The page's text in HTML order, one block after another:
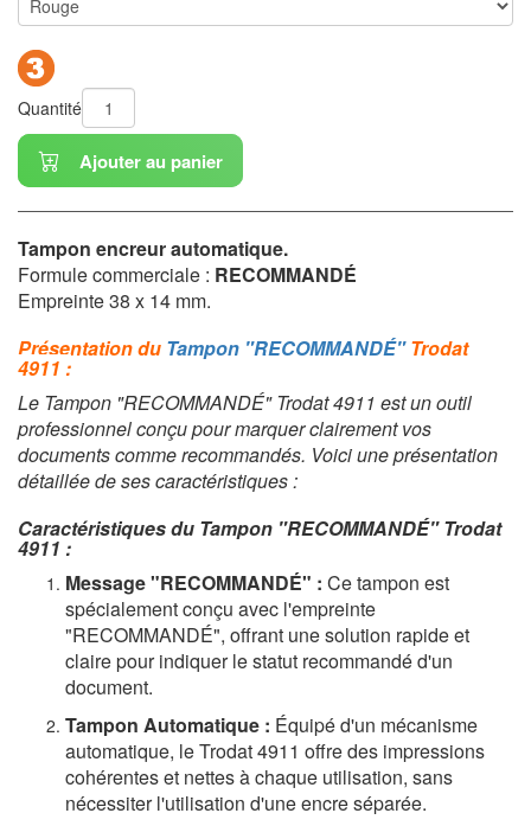
Quantité
Ajouter au panier
Tampon encreur automatique.
Formule commerciale : RECOMMANDÉ
Empreinte 38 x 14 mm.
Présentation du Tampon "RECOMMANDÉ"Trodat
4911 :
Le Tampon "RECOMMANDÉ" Trodat 4911 est un outil
professionnel conçu pour marquer clairement vos
documents comme recommandés. Voici une présentation
détaillée de ses caractéristiques :
Caractéristiques du Tampon "RECOMMANDÉ" Trodat
4911 :
Message "RECOMMANDÉ" : Ce tampon est
spécialement conçu avec l'empreinte
"RECOMMANDÉ", offrant une solution rapide et
claire pour indiquer le statut recommandé d'un
document.
Tampon Automatique : Équipé d'un mécanisme
automatique, le Trodat 4911 offre des impressions
cohérentes et nettes à chaque utilisation, sans
nécessiter l'utilisation d'une encre séparée.